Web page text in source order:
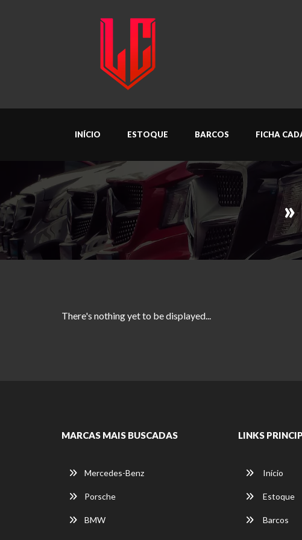
INÍCIO ESTOQUE BARCOS FICHA
There's nothing yet to be displayed...
MARCAS MAIS BUSCADAS
Mercedes-Benz
Porsche
BMW
LINKS
Início
Estoque
Barcos